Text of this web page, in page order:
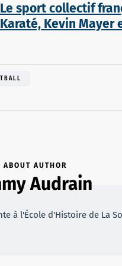
Le sport collectif
Kevin Mayer
ABOUT AUTHOR
Audrain
à l'École d'Histoire de La